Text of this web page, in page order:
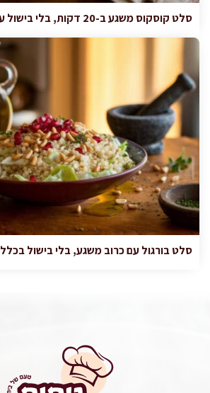
סלט קוסקוס משגע ב-20 דקות, בלי בישול על אש
סלט בורגול עם כרוב משגע, בלי בישול בכלל